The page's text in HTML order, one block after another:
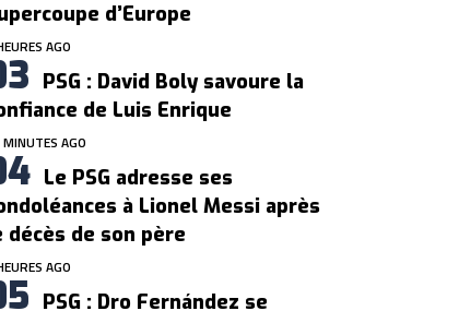
d’Europe
AGO
PSG : David Boly savoure la
de Luis Enrique
AGO
Le PSG adresse ses
à Lionel Messi après
décès de son père
AGO
PSG : Dro Fernández se